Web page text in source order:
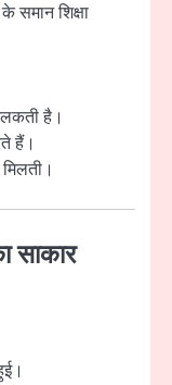
समान शिक्षा
है।
हैं।
साकार